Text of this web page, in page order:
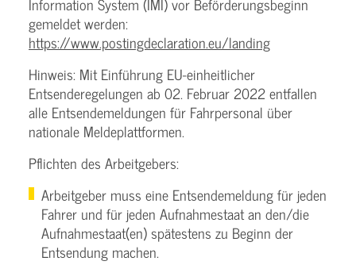
gemeldet werden:
https://www.postingdeclaration.eu/landing
Hinweis: Mit Einführung EU-einheitlicher
Entsenderegelungen ab 02. Februar 2022 entfallen
alle Entsendemeldungen für Fahrpersonal über
nationale Meldeplattformen.
Pflichten des Arbeitgebers:
Arbeitgeber muss eine Entsendemeldung für jeden
Fahrer und für jeden Aufnahmestaat an den/die
Aufnahmestaat(en) spätestens zu Beginn der
Entsendung machen.